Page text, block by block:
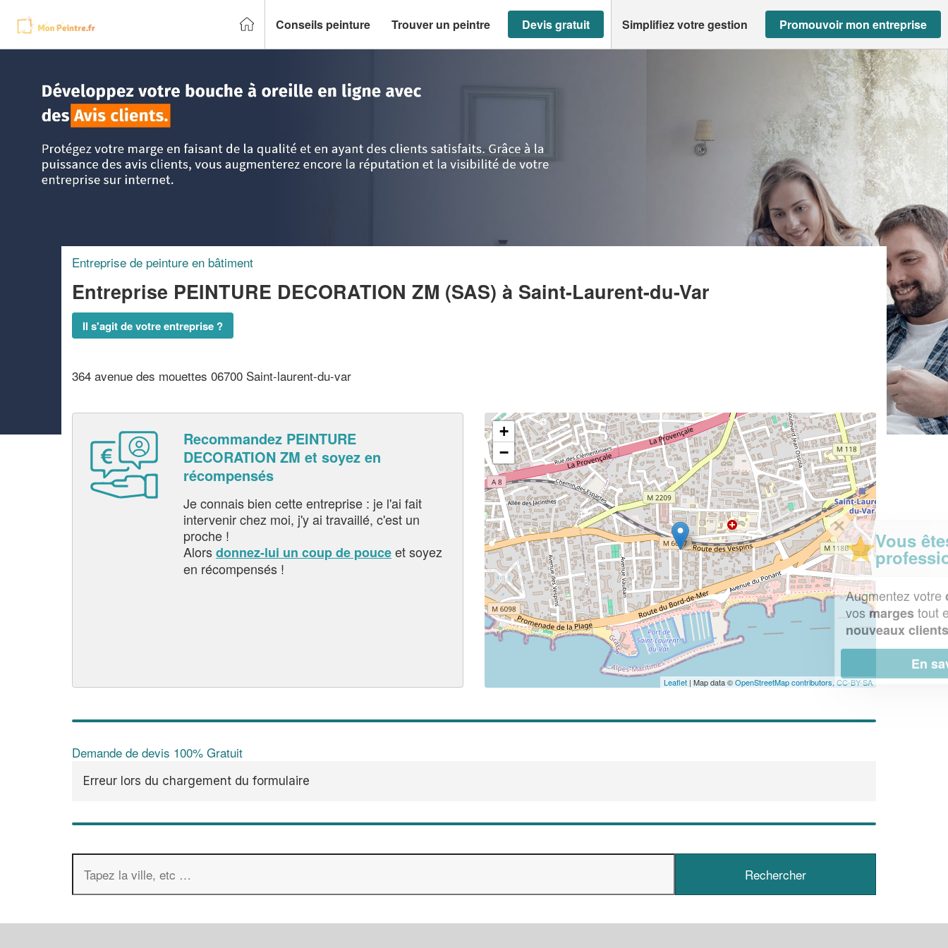
Conseils peinture Trouver un peintre Devis gratuit Simplifiez votre gestion Promouvoir mon entreprise
Entreprise de peinture en bâtiment
Entreprise PEINTURE DECORATION ZM (SAS) à Saint-Laurent-du-Var
Il s'agit de votre entreprise ?
364 avenue des mouettes 06700 Saint-laurent-du-var
Recommandez PEINTURE
DECORATION ZM et soyez en
récompensés
Je connais bien cette entreprise : je l'ai fait
intervenir chez moi, j'y ai travaillé, c'est un
proche !
Alorsdonnez-lui un coup de pouceet soyez
en récompensés !
+
−
Leaflet | Map data ©OpenStreetMap contributors, CC-BY-SA
Demande de devis 100% Gratuit
Erreur lors du chargement du formulaire
✕
Vous êtes un
professionnel ?
Augmentez votrechiffre d'affaireset
vos
marges
tout en gagnant de
nouveaux clients!